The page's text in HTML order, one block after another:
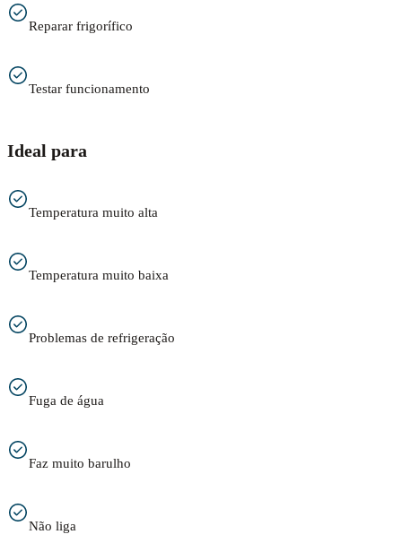
Reparar frigorífico
Testar funcionamento
Ideal para
Temperatura muito alta
Temperatura muito baixa
Problemas de refrigeração
Fuga de água
Faz muito barulho
Não liga